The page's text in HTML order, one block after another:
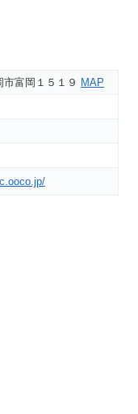
富岡１５１９ MAP